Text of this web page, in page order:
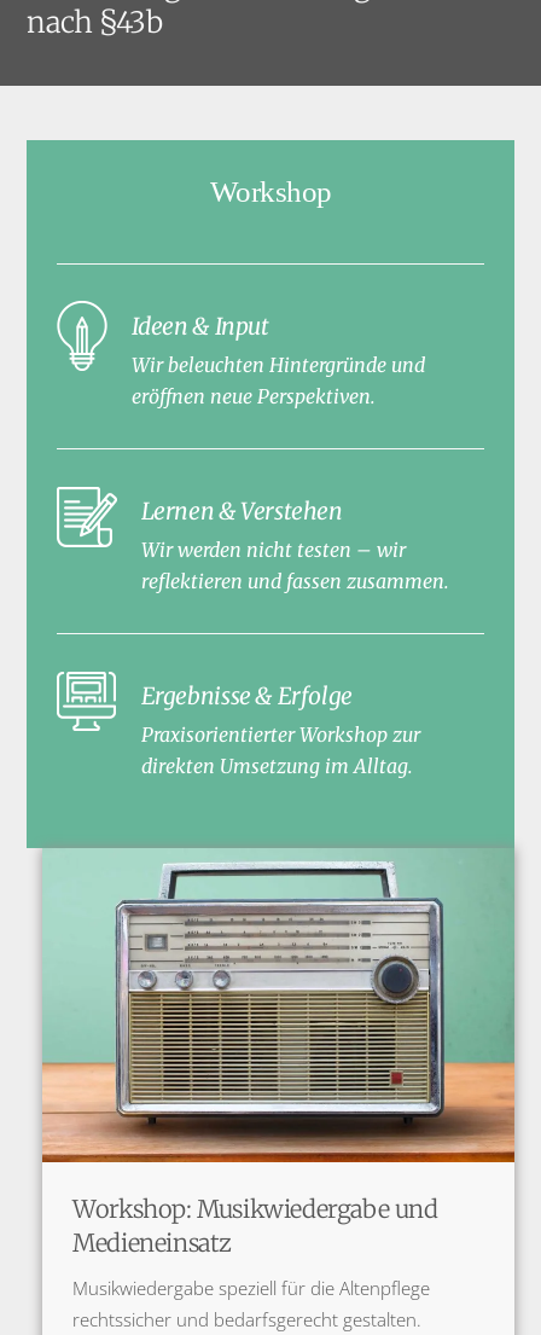
nach §43b
Workshop
Ideen & Input
Wir beleuchten Hintergründe und
eröffnen neue Perspektiven.
Lernen & Verstehen
Wir werden nicht testen – wir
reflektieren und fassen zusammen.
Ergebnisse & Erfolge
Praxisorientierter Workshop zur
direkten Umsetzung im Alltag.
Workshop: Musikwiedergabe und
Medieneinsatz
Musikwiedergabe speziell für die Altenpflege
rechtssicher und bedarfsgerecht gestalten.